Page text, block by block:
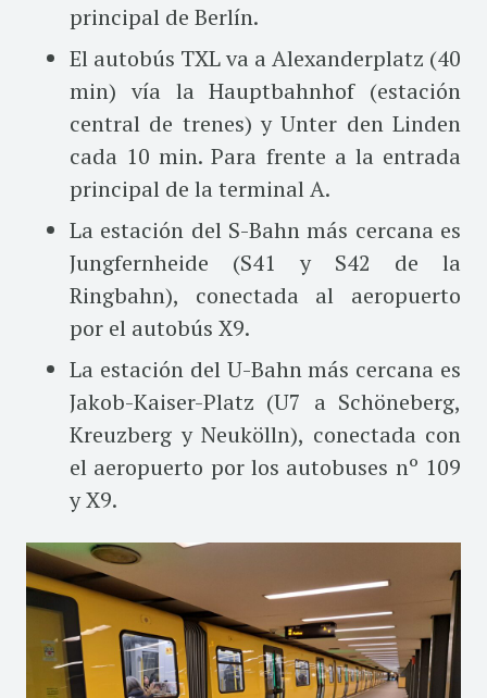
principal de Berlín.
El autobús TXL va a Alexanderplatz (40
min) vía la Hauptbahnhof (estación
central de trenes) y Unter den Linden
cada 10 min. Para frente a la entrada
principal de la terminal A.
La estación del S-Bahn más cercana es
Jungfernheide (S41 y S42 de la
Ringbahn), conectada al aeropuerto
por el autobús X9.
La estación del U-Bahn más cercana es
Jakob-Kaiser-Platz (U7 a Schöneberg,
Kreuzberg y Neukölln), conectada con
el aeropuerto por los autobuses nº 109
y X9.